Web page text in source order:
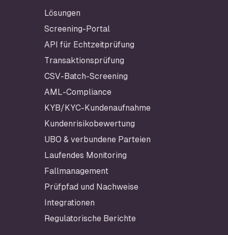
Lösungen
Screening-Portal
API für Echtzeitprüfung
Transaktionsprüfung
CSV-Batch-Screening
AML-Compliance
KYB/KYC-Kundenaufnahme
Kundenrisikobewertung
UBO & verbundene Parteien
Laufendes Monitoring
Fallmanagement
Prüfpfad und Nachweise
Integrationen
Regulatorische Berichte